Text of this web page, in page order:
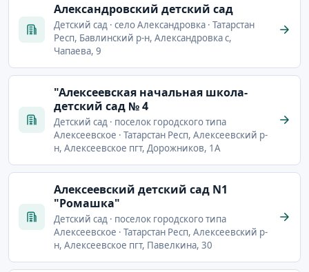
Александровский детский сад
Детский сад · село Александровка · Татарстан
Респ, Бавлинский р-н, Александровка с,
Чапаева, 9
"Алексеевская начальная школа-
детский сад № 4
Детский сад · поселок городского типа
Алексеевское · Татарстан Респ, Алексеевский р-
н, Алексеевское пгт, Дорожников, 1А
Алексеевский детский сад N1
"Ромашка"
Детский сад · поселок городского типа
Алексеевское · Татарстан Респ, Алексеевский р-
н, Алексеевское пгт, Павелкина, 30